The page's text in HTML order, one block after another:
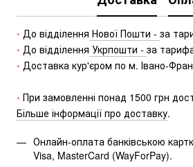
• До відділення Нової Пошти - за
• До відділення Укрпошти - за
• Доставка кур'єром по м. Івано-
• При замовленні понад 1500 грн
Більше інформації про доставку.
Онлайн-оплата банківською
Visa, MasterCard (WayForPay).